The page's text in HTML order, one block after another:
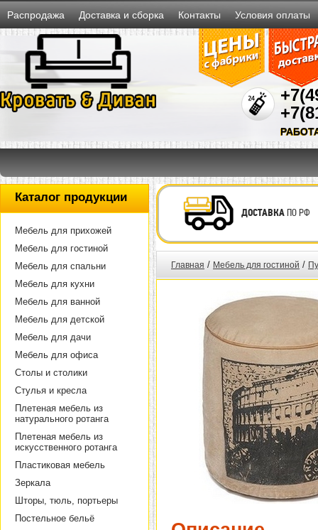
Распродажа Доставка и сборка Контакты Условия оплаты
Каталог продукции
Мебель для прихожей
Мебель для гостиной
Мебель для спальни
Мебель для кухни
Мебель для ванной
Мебель для детской
Мебель для дачи
Мебель для офиса
Столы и столики
Стулья и кресла
Плетеная мебель из
натурального ротанга
Плетеная мебель из
искусственного ротанга
Пластиковая мебель
Зеркала
Шторы, тюль, портьеры
Постельное бельё
ДОСТАВКАПО РФ
Главная / Мебель для гостиной /